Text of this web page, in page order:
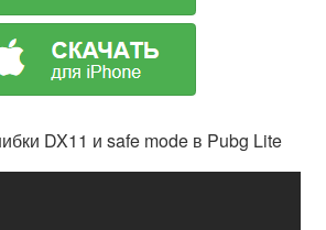
DX11 и safe mode в Pubg Lite